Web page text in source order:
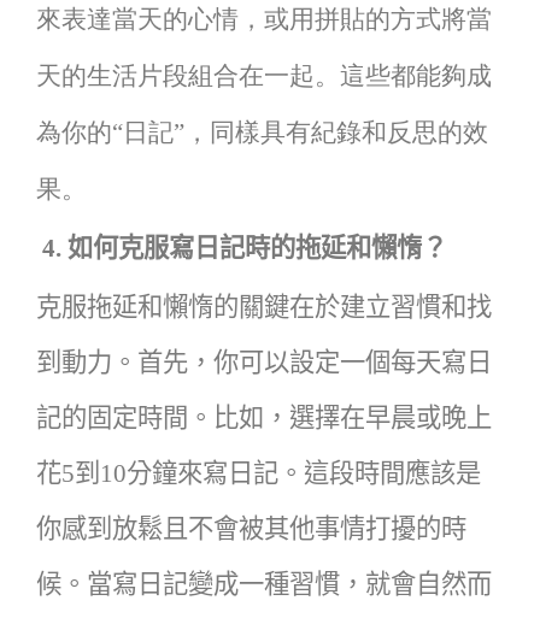
來表達當天的心情，或用拼貼的方式將當
天的生活片段組合在一起。這些都能夠成
為你的“日記”，同樣具有紀錄和反思的效
果。
4. 如何克服寫日記時的拖延和懶惰？
克服拖延和懶惰的關鍵在於建立習慣和找
到動力。首先，你可以設定一個每天寫日
記的固定時間。比如，選擇在早晨或晚上
花5到 10分鐘來寫日記。這段時間應該是
你感到放鬆且不會被其他事情打擾的時
候。當寫日記變成一種習慣，就會自然而